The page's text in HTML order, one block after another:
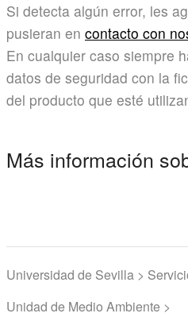
Si detecta algún error, les
pusieran en contacto con
En cualquier caso siempre
datos de seguridad con la
del producto que esté
Más información
Universidad de Sevilla >
Unidad de Medio Ambiente >